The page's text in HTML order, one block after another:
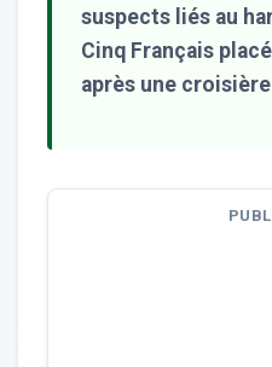
suspects liés au
Cinq Français
après une